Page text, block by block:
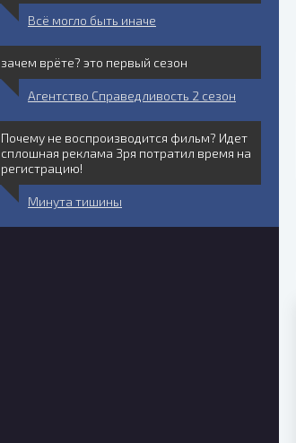
Всё могло быть иначе
зачем врёте? это первый сезон
Агентство Справедливость 2 сезон
Почему не воспроизводится фильм? Идет
сплошная реклама Зря потратил время на
регистрацию!
Минута тишины